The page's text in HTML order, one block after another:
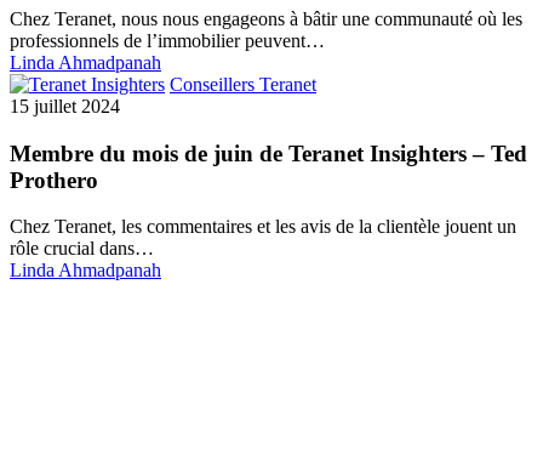
Chez Teranet, nous nous engageons à bâtir une communauté où les
professionnels de l’immobilier peuvent…
Linda Ahmadpanah
Conseillers Teranet
15 juillet 2024
Membre du mois de juin de Teranet Insighters – Ted
Prothero
Chez Teranet, les commentaires et les avis de la clientèle jouent un
rôle crucial dans…
Linda Ahmadpanah